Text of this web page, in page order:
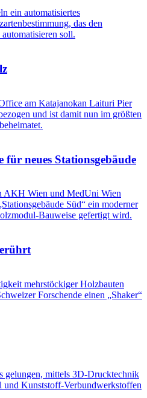
ein automatisiertes
das den
soll.
am Katajanokan Laituri Pier
und ist damit nun im größten
neues Stationsgebäude
AKH Wien und MedUni Wien
Süd“ ein moderner
Bauweise gefertigt wird.
mehrstöckiger Holzbauten
Forschende einen „Shaker“
gelungen, mittels 3D-Drucktechnik
Kunststoff-Verbundwerkstoffen